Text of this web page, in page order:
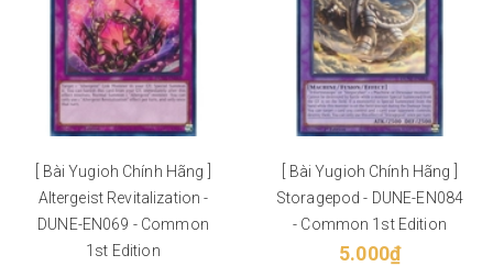
[ Bài Yugioh Chính Hãng ]
Altergeist Revitalization -
DUNE-EN069 - Common
1st Edition
[ Bài Yugioh Chính Hãng ]
Storagepod - DUNE-EN084
- Common 1st Edition
5.000₫